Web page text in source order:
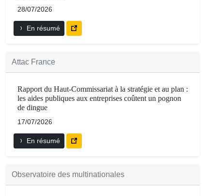
28/07/2026
En résumé
Attac France
Rapport du Haut-Commissariat à la stratégie et au plan :
les aides publiques aux entreprises coûtent un pognon
de dingue
17/07/2026
En résumé
Observatoire des multinationales